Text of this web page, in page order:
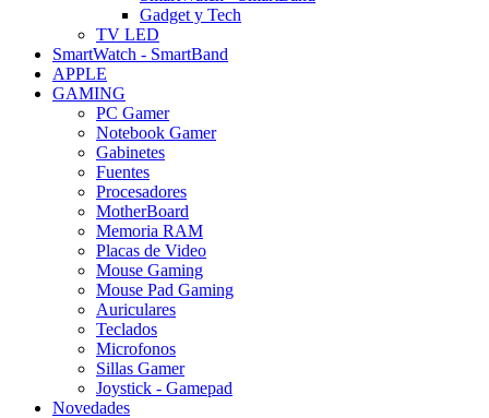
Gadget y Tech
TV LED
SmartWatch - SmartBand
APPLE
GAMING
PC Gamer
Notebook Gamer
Gabinetes
Fuentes
Procesadores
MotherBoard
Memoria RAM
Placas de Video
Mouse Gaming
Mouse Pad Gaming
Auriculares
Teclados
Microfonos
Sillas Gamer
Joystick - Gamepad
Novedades